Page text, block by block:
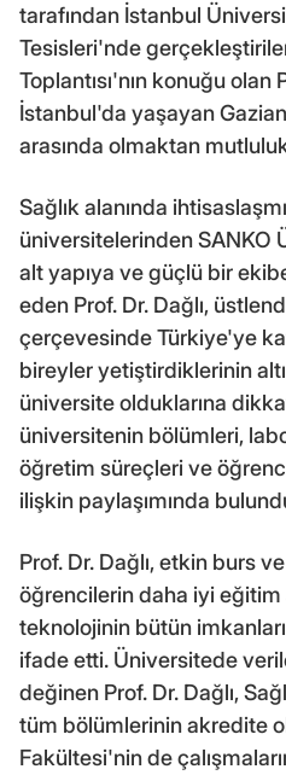
tarafından İstanbul
Tesisleri'nde
Toplantısı'nın konuğu olan
İstanbul'da yaşayan
arasında olmaktan
Sağlık alanında
üniversitelerinden SANKO
alt yapıya ve güçlü bir
eden Prof. Dr. Dağlı,
çerçevesinde Türkiye'ye
bireyler yetiştirdiklerinin
üniversite olduklarına
üniversitenin bölümleri,
öğretim süreçleri ve
ilişkin paylaşımında
Prof. Dr. Dağlı, etkin burs
öğrencilerin daha iyi
teknolojinin bütün
ifade etti. Üniversitede
değinen Prof. Dr. Dağlı,
tüm bölümlerinin akredite
Fakültesi'nin de